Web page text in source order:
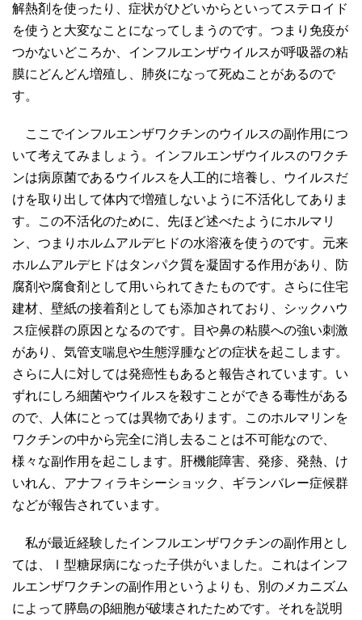
解熱剤を使ったり、症状がひどいからといってステロイド
を使うと大変なことになってしまうのです。つまり免疫が
つかないどころか、インフルエンザウイルスが呼吸器の粘
膜にどんどん増殖し、肺炎になって死ぬことがあるので
す。
ここでインフルエンザワクチンのウイルスの副作用につ
いて考えてみましょう。インフルエンザウイルスのワクチ
ンは病原菌であるウイルスを人工的に培養し、ウイルスだ
けを取り出して体内で増殖しないように不活化してありま
す。この不活化のために、先ほど述べたようにホルマリ
ン、つまりホルムアルデヒドの水溶液を使うのです。元来
ホルムアルデヒドはタンパク質を凝固する作用があり、防
腐剤や腐食剤として用いられてきたものです。さらに住宅
建材、壁紙の接着剤としても添加されており、シックハウ
ス症候群の原因となるのです。目や鼻の粘膜への強い刺激
があり、気管支喘息や生態浮腫などの症状を起こします。
さらに人に対しては発癌性もあると報告されています。い
ずれにしろ細菌やウイルスを殺すことができる毒性がある
ので、人体にとっては異物であります。このホルマリンを
ワクチンの中から完全に消し去ることは不可能なので、
様々な副作用を起こします。肝機能障害、発疹、発熱、け
いれん、アナフィラキシーショック、ギランバレー症候群
などが報告されています。
私が最近経験したインフルエンザワクチンの副作用とし
ては、Ⅰ型糖尿病になった子供がいました。これはインフ
ルエンザワクチンの副作用というよりも、別のメカニズム
によって膵島のβ細胞が破壊されたためです。それを説明